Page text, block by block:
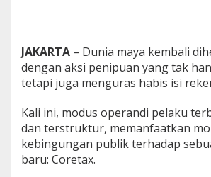
G
e
g
r
a
"
P
JAKARTA – Dunia maya kembali
dengan aksi penipuan yang tak
tetapi juga menguras habis isi
Kali ini, modus operandi pelaku
dan terstruktur, memanfaatkan
kebingungan publik terhadap
baru: Coretax.